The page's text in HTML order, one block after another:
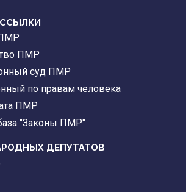
ПМР
суд ПМР
по правам человека
ПМР
"Законы ПМР"
ДЕПУТАТОВ